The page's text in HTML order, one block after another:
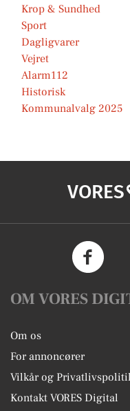
Krop & Sundhed
Sport
Dagligvarer
Vejret
Alarm112
Historisk
Kommunalvalg 2025
VORES
OM VORES
Om os
For annoncører
Vilkår og
Kontakt VORES Digital